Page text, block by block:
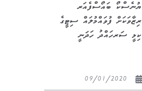
ޔުނެސްކޯ ބައޯސްފެއަރ
ރިޒާވަކަށް ފުވައްމުލައް ސިޓީގެ
ކިޅީ ސަރހައްދު ހަދަނީ